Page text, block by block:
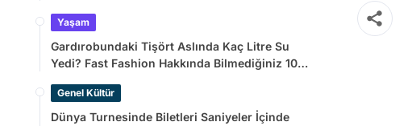
Yaşam
Gardırobundaki Tişört Aslında Kaç Litre Su
Yedi? Fast Fashion Hakkında Bilmediğiniz 10
Genel Kültür
Dünya Turnesinde Biletleri Saniyeler İçinde